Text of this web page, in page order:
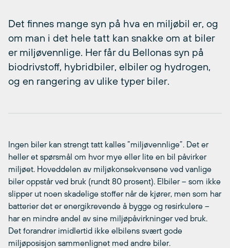
Det finnes mange syn på hva en miljøbil er, og
om man i det hele tatt kan snakke om at biler
er miljøvennlige. Her får du Bellonas syn på
biodrivstoff, hybridbiler, elbiler og hydrogen,
og en rangering av ulike typer biler.
Ingen biler kan strengt tatt kalles ”miljøvennlige”. Det er
heller et spørsmål om hvor mye eller lite en bil påvirker
miljøet. Hoveddelen av miljøkonsekvensene ved vanlige
biler oppstår ved bruk (rundt 80 prosent). Elbiler – som ikke
slipper ut noen skadelige stoffer når de kjører, men som har
batterier det er energikrevende å bygge og resirkulere –
har en mindre andel av sine miljøpåvirkninger ved bruk.
Det forandrer imidlertid ikke elbilens svært gode
miljøposisjon sammenlignet med andre biler.